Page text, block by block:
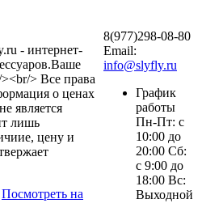
- интернет-
> Все права
о ценах
является
лишь
цену и
Посмотреть на
8(977)298-08-80
Email:
info@slyfly.ru
График
работы
Пн-Пт: с
10:00 до
20:00 Сб:
с 9:00 до
18:00 Вс:
Выходной